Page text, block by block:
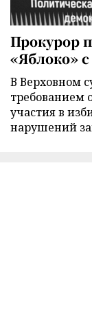
Прокурор
«Яблоко»
В Верховном
требованием
участия в
нарушений